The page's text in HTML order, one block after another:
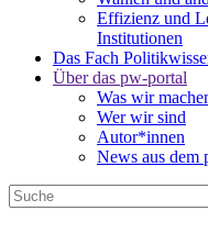
Effizienz und
Institutionen
Das Fach
Über das pw-portal
Was wir
Wer wir sind
Autor*innen
News aus dem